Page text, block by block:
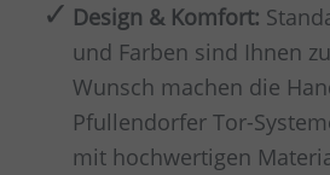
Design & Komfort:
und Farben sind Ihnen
Wunsch machen die
Pfullendorfer Tor-
mit hochwertigen